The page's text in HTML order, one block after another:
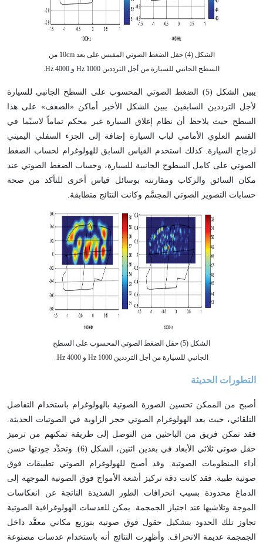
الشكل (4) حقل الضغط الصوتي المقيس على بعد 10cm من
السطح الجانبي للسيارة من أجل الترددين 1000 Hz و 4000 Hz.
يبين الشكل (5) الضغط الصوتي المحسوب على السطح الجانبي للسيارة
لأجل الترددين السابقين. يبين الشكل الأخير أماكن «الضعف» على هذا
السطح حيث يلاحظ أن نظام إغلاق السيارة غير محكم تماماً لاسيّما في
القسم العلوي الأمامي لباب السيارة إضافة إلى الجزء السفلي اليميني
لزجاج السيارة. كذلك استخدم القياس السابق للهولوغرام لحساب الضغط
الصوتي على كامل السطوح الجانبية للسيارة، وحساب الضغط الصوتي عند
مكان السائق والركاب ومقارنته بوسائل قياس أخرى للتأكد من صحة
حسابات التصوير الصوتي المجسَّم وكانت النتائج متطابقة.
الشكل (5) حقل الضغط الصوتي المحسوب على السطح
الجانبي للسيارة من أجل الترددين Hz 1000 و Hz 4000.
التطورات الحديثة
أصبح من الممكن تحسين الصورة الصوتية بالهولوغرام باستخدام التفاضل
التلقائي، حيث يعد الهولوغرام الصوتي حجر الزاوية في الصوتيات الحديثة.
فقد تمكن فريق من الباحثين من التوصل إلى طريقة تمكنهم من ترميز
حقل صوتي ثلاثي الأبعاد في بعدين اثنين، الشكل (6). وتحدِّد جودتها حسن
أداء المنظومات الصوتية. وقد أصبح للهولوغرام الصوتي تطبيقات فوق
صوتية طبية. فقد كانت دقة تركيز أشعة الأمواج فوق الصوتية الموجهة إلى
الدماغ محدودة بسبب انحرافات الطور الشديدة الناتجة عن انعكاسات
الموجة وتلاشيها عند اجتياز الجمجمة. يمكن للعدسات الهولوغرافية الصوتية
تجاوز تلك الحدود بتشكيل حقول فوق صوتية بتوزيع مكاني معقَّد داخل
الجمجمة عديمة الانحراف. وأظهرت النتائج أنه باستخدام عدسات مصنوعة